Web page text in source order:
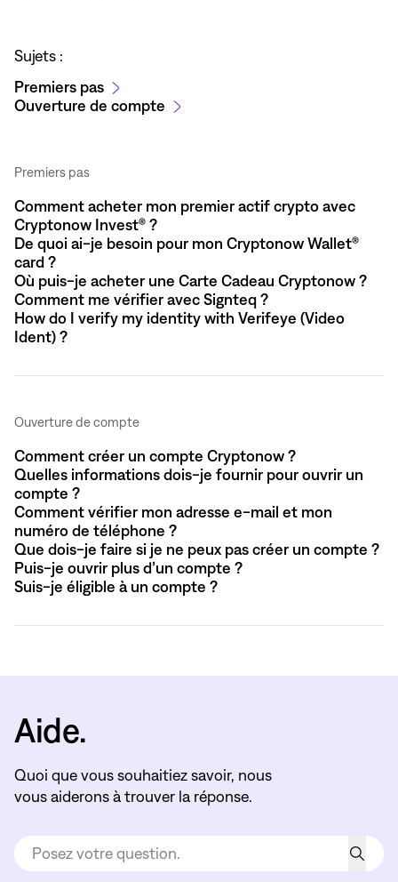
Sujets :
Premiers pas
Ouverture de compte
Premiers pas
Comment acheter mon premier actif crypto avec
Cryptonow Invest® ?
De quoi ai-je besoin pour mon Cryptonow Wallet®
card ?
Où puis-je acheter une Carte Cadeau Cryptonow ?
Comment me vérifier avec Signteq ?
How do I verify my identity with Verifeye (Video
Ident) ?
Ouverture de compte
Comment créer un compte Cryptonow ?
Quelles informations dois-je fournir pour ouvrir un
compte ?
Comment vérifier mon adresse e-mail et mon
numéro de téléphone ?
Que dois-je faire si je ne peux pas créer un compte ?
Puis-je ouvrir plus d’un compte ?
Suis-je éligible à un compte ?
Aide.
Quoi que vous souhaitiez savoir, nous
vous aiderons à trouver la réponse.